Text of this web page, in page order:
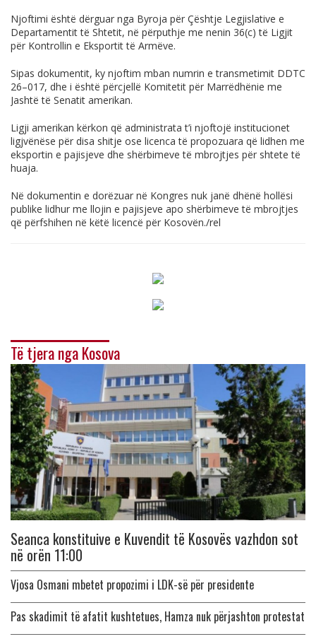
Njoftimi është dërguar nga Byroja për Çështje Legjislative e
Departamentit të Shtetit, në përputhje me nenin 36(c) të Ligjit
për Kontrollin e Eksportit të Armëve.
Sipas dokumentit, ky njoftim mban numrin e transmetimit DDTC
26–017, dhe i është përcjellë Komitetit për Marrëdhënie me
Jashtë të Senatit amerikan.
Ligji amerikan kërkon që administrata t’i njoftojë institucionet
ligjvënëse për disa shitje ose licenca të propozuara që lidhen me
eksportin e pajisjeve dhe shërbimeve të mbrojtjes për shtete të
huaja.
Në dokumentin e dorëzuar në Kongres nuk janë dhënë hollësi
publike lidhur me llojin e pajisjeve apo shërbimeve të mbrojtjes
që përfshihen në këtë licencë për Kosovën./rel
Të tjera nga Kosova
Seanca konstituive e Kuvendit të Kosovës vazhdon sot
në orën 11:00
Vjosa Osmani mbetet propozimi i LDK-së për presidente
Pas skadimit të afatit kushtetues, Hamza nuk përjashton protestat